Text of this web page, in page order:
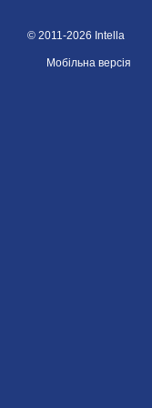
© 2011-2026 Intella
Мобільна версія